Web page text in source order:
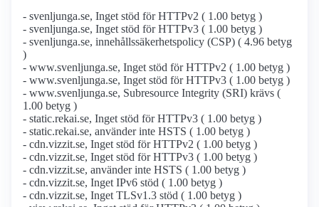
- svenljunga.se, Inget stöd för HTTPv2 ( 1.00 betyg )
- svenljunga.se, Inget stöd för HTTPv3 ( 1.00 betyg )
- svenljunga.se, innehållssäkerhetspolicy (CSP) ( 4.96 betyg
)
- www.svenljunga.se, Inget stöd för HTTPv2 ( 1.00 betyg )
- www.svenljunga.se, Inget stöd för HTTPv3 ( 1.00 betyg )
- www.svenljunga.se, Subresource Integrity (SRI) krävs (
1.00 betyg )
- static.rekai.se, Inget stöd för HTTPv3 ( 1.00 betyg )
- static.rekai.se, använder inte HSTS ( 1.00 betyg )
- cdn.vizzit.se, Inget stöd för HTTPv2 ( 1.00 betyg )
- cdn.vizzit.se, Inget stöd för HTTPv3 ( 1.00 betyg )
- cdn.vizzit.se, använder inte HSTS ( 1.00 betyg )
- cdn.vizzit.se, Inget IPv6 stöd ( 1.00 betyg )
- cdn.vizzit.se, Inget TLSv1.3 stöd ( 1.00 betyg )